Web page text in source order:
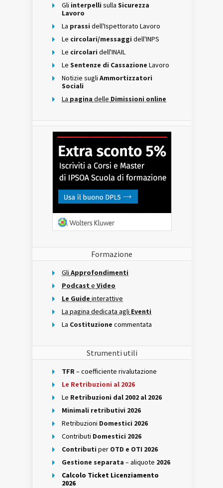
Gli interpelli sulla Sicurezza
Lavoro
La prassi dell'Ispettorato Lavoro
Le circolari/messaggi dell'INPS
Le circolari dell'INAIL
Le Sentenze di Cassazione Lavoro
Notizie sugli Ammortizzatori
Sociali
La pagina delle Dimissioni online
Formazione
Gli Approfondimenti
Podcast e Video
Le Guide interattive
La pagina dedicata agli Eventi
La Costituzione commentata
Strumenti utili
TFR– coefficiente rivalutazione
Le Retribuzioni al 2026
Le Retribuzioni dal 2002 al 2026
Minimali retributivi 2026
Retribuzioni Domestici 2026
Contributi Domestici 2026
Contributi per OTD e OTI 2026
Gestione separata – aliquote 2026
Calcolo Ticket Licenziamento
2026